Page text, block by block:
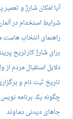
آیا امکان شارژ و
شرایط استخدام در
راهنمای انتخاب
برای شارژ کارتریج
دلایل استقبال مردم
تاریخ ثبت نام و برگزاری
چگونه یک برنامه
جاهای دیدنی دماوند